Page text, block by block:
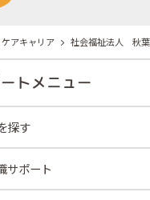
アキャリア 社会福祉法人 秋
トメニュー
探す
サポート